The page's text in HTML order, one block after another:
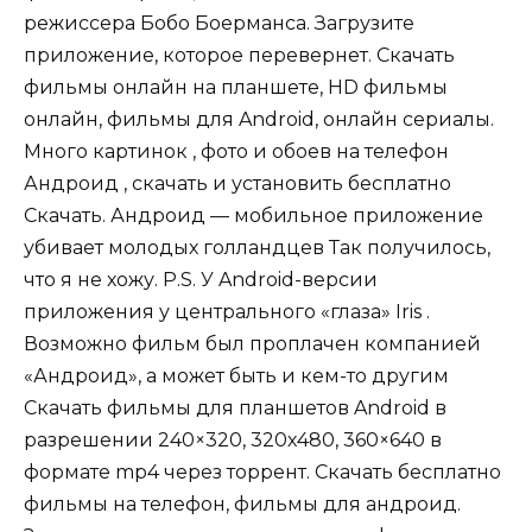
режиссера Бобо Боерманса. Загрузите
приложение, которое перевернет. Скачать
фильмы онлайн на планшете, HD фильмы
онлайн, фильмы для Android, онлайн сериалы.
Много картинок , фото и обоев на телефон
Андроид , скачать и установить бесплатно
Скачать. Андроид — мобильное приложение
убивает молодых голландцев Так получилось,
что я не хожу. P.S. У Android-версии
приложения у центрального «глаза» Iris .
Возможно фильм был проплачен компанией
«Андроид», а может быть и кем-то другим
Cкачать фильмы для планшетов Android в
разрешении 240×320, 320х480, 360×640 в
формате mp4 через торрент. Скачать бесплатно
фильмы на телефон, фильмы для андроид.